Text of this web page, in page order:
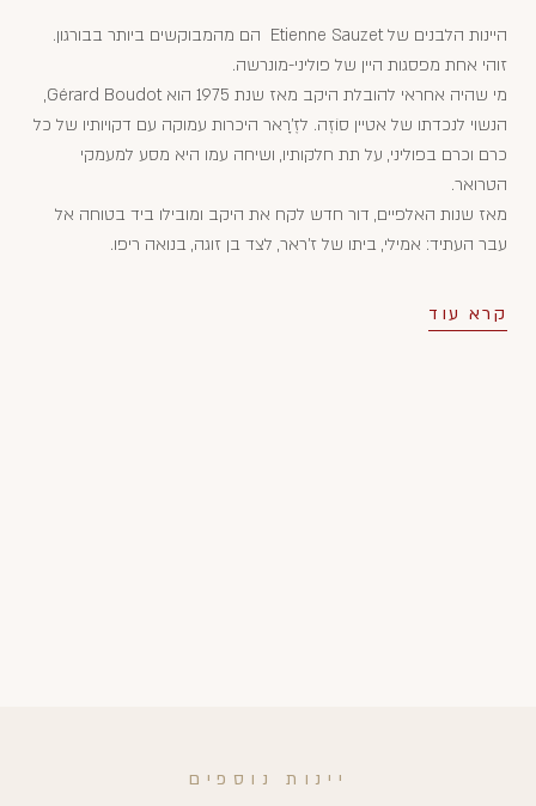
היינות הלבנים של Etienne Sauzet הם מהמבוקשים ביותר בבורגון.
זוהי אחת מפסגות היין של פוליני-מונרשה.
מי שהיה אחראי להובלת היקב מאז שנת 1975 הוא Gérard Boudot,
הנשוי לנכדתו של אטיין סוֹזֶה. לזֶ'רָאר היכרות עמוקה עם דקויותיו של כל
כרם וכרם בפוליני, על תת חלקותיו, ושיחה עמו היא מסע למעמקי
הטרואר.
מאז שנות האלפיים, דור חדש לקח את היקב ומובילו ביד בטוחה אל
עבר העתיד: אמילי, ביתו של ז'ראר, לצד בן זוגה, בנואה ריפו.
קרא עוד
יינות נוספים